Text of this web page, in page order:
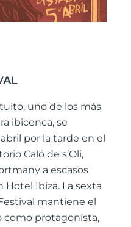
uno de los más
ibicenca, se
por la tarde en el
Caló de s’Oli,
a escasos
Ibiza. La sexta
mantiene el
como protagonista,